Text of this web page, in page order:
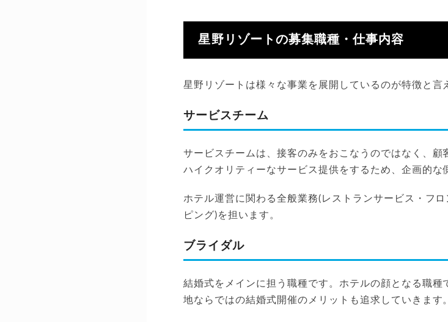
星野リゾートの募集職種・仕事内容
星野リゾートは様々な事業を展開しているのが特徴と言
サービスチーム
サービスチームは、接客のみをおこなうのではなく、顧
ハイクオリティーなサービス提供をするため、企画的な
ホテル運営に関わる全般業務(レストランサービス・フ
ピング)を担います。
ブライダル
結婚式をメインに担う職種です。ホテルの顔となる職種
地ならではの結婚式開催のメリットも追求していきます。